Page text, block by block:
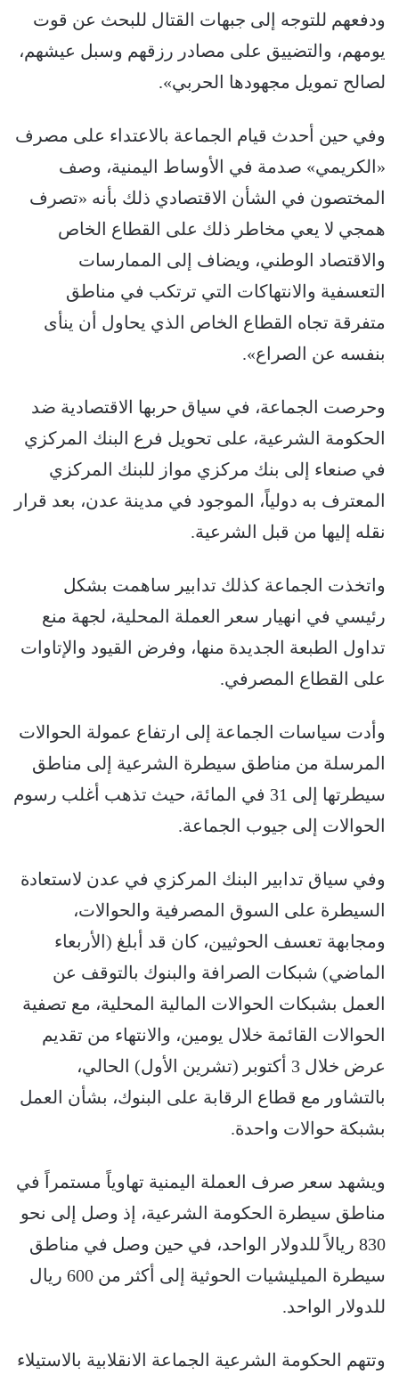
ودفعهم للتوجه إلى جبهات القتال للبحث عن قوت
يومهم، والتضييق على مصادر رزقهم وسبل عيشهم،
لصالح تمويل مجهودها الحربي».
وفي حين أحدث قيام الجماعة بالاعتداء على مصرف
«الكريمي» صدمة في الأوساط اليمنية، وصف
المختصون في الشأن الاقتصادي ذلك بأنه «تصرف
همجي لا يعي مخاطر ذلك على القطاع الخاص
والاقتصاد الوطني، ويضاف إلى الممارسات
التعسفية والانتهاكات التي ترتكب في مناطق
متفرقة تجاه القطاع الخاص الذي يحاول أن ينأى
بنفسه عن الصراع».
وحرصت الجماعة، في سياق حربها الاقتصادية ضد
الحكومة الشرعية، على تحويل فرع البنك المركزي
في صنعاء إلى بنك مركزي مواز للبنك المركزي
المعترف به دولياً، الموجود في مدينة عدن، بعد قرار
نقله إليها من قبل الشرعية.
واتخذت الجماعة كذلك تدابير ساهمت بشكل
رئيسي في انهيار سعر العملة المحلية، لجهة منع
تداول الطبعة الجديدة منها، وفرض القيود والإتاوات
على القطاع المصرفي.
وأدت سياسات الجماعة إلى ارتفاع عمولة الحوالات
المرسلة من مناطق سيطرة الشرعية إلى مناطق
سيطرتها إلى 31 في المائة، حيث تذهب أغلب رسوم
الحوالات إلى جيوب الجماعة.
وفي سياق تدابير البنك المركزي في عدن لاستعادة
السيطرة على السوق المصرفية والحوالات،
ومجابهة تعسف الحوثيين، كان قد أبلغ (الأربعاء
الماضي) شبكات الصرافة والبنوك بالتوقف عن
العمل بشبكات الحوالات المالية المحلية، مع تصفية
الحوالات القائمة خلال يومين، والانتهاء من تقديم
عرض خلال 3 أكتوبر (تشرين الأول) الحالي،
بالتشاور مع قطاع الرقابة على البنوك، بشأن العمل
بشبكة حوالات واحدة.
ويشهد سعر صرف العملة اليمنية تهاوياً مستمراً في
مناطق سيطرة الحكومة الشرعية، إذ وصل إلى نحو
830 ريالاً للدولار الواحد، في حين وصل في مناطق
سيطرة الميليشيات الحوثية إلى أكثر من 600 ريال
للدولار الواحد.
وتتهم الحكومة الشرعية الجماعة الانقلابية بالاستيلاء